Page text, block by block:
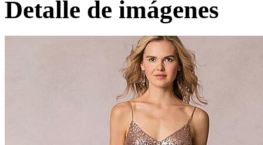
Detalle de imágenes